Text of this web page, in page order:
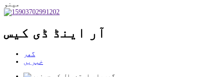
مینو
آر اینڈ ڈی کیس
گھر
خبریں